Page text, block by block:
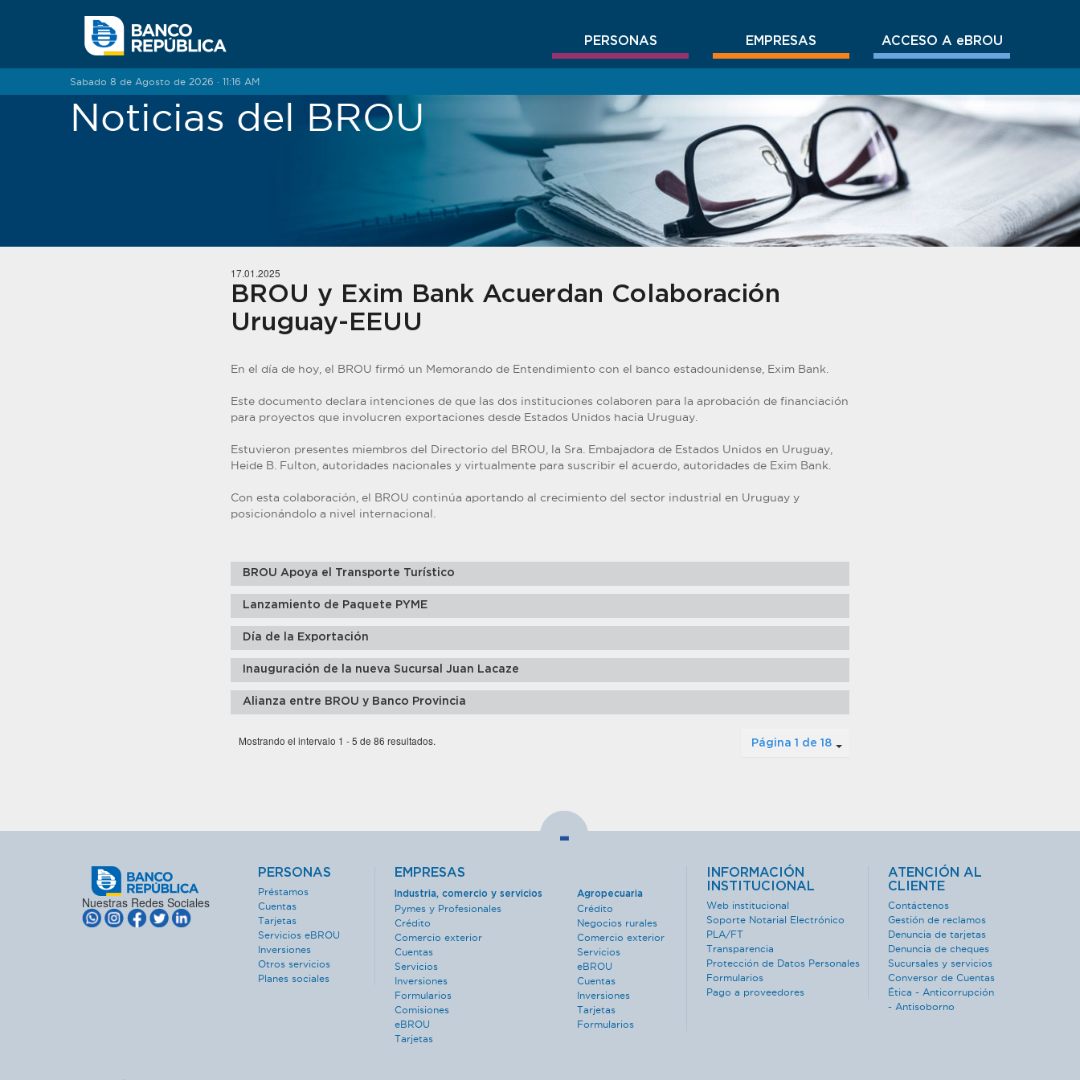
PERSONAS EMPRESAS ACCESO A eBROU
Sabado 8 de Agosto de 2026 · 11:16 AM
Noticias del BROU
17.01.2025
BROU y Exim Bank Acuerdan Colaboración
Uruguay-EEUU
En el día de hoy, el BROU firmó un Memorando de Entendimiento con el banco estadounidense, Exim Bank.
Este documento declara intenciones de que las dos instituciones colaboren para la aprobación de financiación
para proyectos que involucren exportaciones desde Estados Unidos hacia Uruguay.
Estuvieron presentes miembros del Directorio del BROU, la Sra. Embajadora de Estados Unidos en Uruguay,
Heide B. Fulton, autoridades nacionales y virtualmente para suscribir el acuerdo, autoridades de Exim Bank.
Con esta colaboración, el BROU continúa aportando al crecimiento del sector industrial en Uruguay y
posicionándolo a nivel internacional.
BROU Apoya el Transporte Turístico
Lanzamiento de Paquete PYME
Día de la Exportación
Inauguración de la nueva Sucursal Juan Lacaze
Alianza entre BROU y Banco Provincia
Página 1 de 18
Mostrando el intervalo 1 - 5 de 86 resultados.
-
Nuestras Redes Sociales
PERSONAS
Préstamos
Cuentas
Tarjetas
Servicios eBROU
Inversiones
Otros servicios
Planes sociales
EMPRESAS
Industria, comercio y servicios
Pymes y Profesionales
Crédito
Comercio exterior
Cuentas
Servicios
Inversiones
Formularios
Comisiones
eBROU
Tarjetas
Agropecuaria
Crédito
Negocios rurales
Comercio exterior
Servicios
eBROU
Cuentas
Inversiones
Tarjetas
Formularios
INFORMACIÓN
INSTITUCIONAL
Web institucional
Soporte Notarial Electrónico
PLA/FT
Transparencia
Protección de Datos Personales
Formularios
Pago a proveedores
ATENCIÓN AL
CLIENTE
Contáctenos
Gestión de reclamos
Denuncia de tarjetas
Denuncia de cheques
Sucursales y servicios
Conversor de Cuentas
Ética - Anticorrupción
- Antisoborno